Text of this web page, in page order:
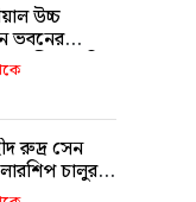
উচ্চ
ভবনের
মুক্তাদির
রুদ্র সেন
চালুর